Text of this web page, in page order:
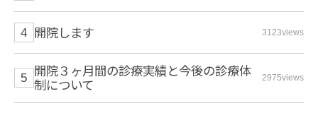
開院します 3123views
開院３ヶ月間の診療実績と今後の診療体
制について
2975views